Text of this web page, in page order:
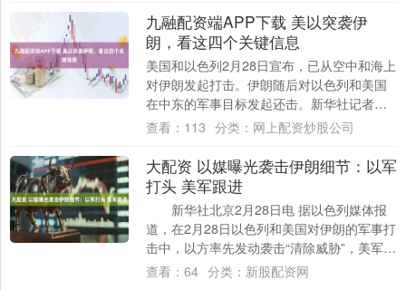
九融配资端APP下载 美以突袭伊
朗，看这四个关键信息
美国和以色列2月28日宣布，已从空中和海上
对伊朗发起打击。伊朗随后对以色列和美国
在中东的军事目标发起还击。新华社记者在
伊朗首都德黑兰听到巨大爆炸声。以下是本
查看： 113 分类： 网上配资炒股公司
大配资 以媒曝光袭击伊朗细节：以军
打头 美军跟进
新华社北京2月28日电 据以色列媒体报
道，在2月28日以色列和美国对伊朗的军事打
击中，以方率先发动袭击“清除威胁”，美军随
即全力跟进，形成协同作战模式。 ....
查看： 64 分类： 新股配资网